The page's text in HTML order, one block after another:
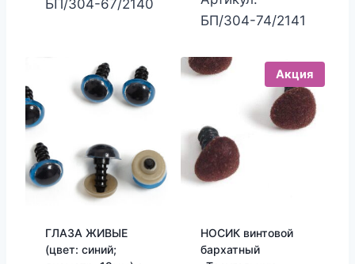
БП/304-67/2140
БП/304-74/2141
ГЛАЗА ЖИВЫЕ
(цвет: синий;
Акция
НОСИК винтовой
бархатный